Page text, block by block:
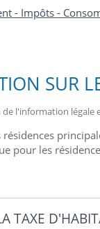
- Impôts -
SUR
de l'information
pour les
TAXE